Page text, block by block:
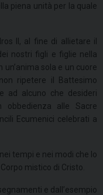
piena unità per la quale
II, al fine di allietare il
nostri figli e figlie nella
sola e un cuore
ripetere il Battesimo
ad alcuno che desideri
obbedienza alle Sacre
Ecumenici celebrati a
tempi e nei modi che lo
mistico di Cristo.
e dall’esempio